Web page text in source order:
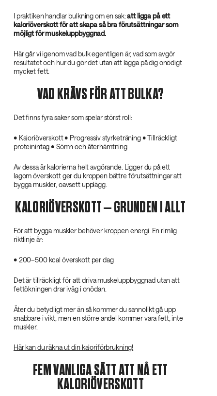
I praktiken handlar bulkning om en sak:att ligga på ett
kaloriöverskott för att skapa så bra förutsättningar som
möjligt för muskeluppbyggnad.
Här går vi igenom vad bulk egentligen är, vad som avgör
resultatet och hur du gör det utan att lägga på dig onödigt
mycket fett.
VAD KRÄVS FÖR ATT BULKA?
Det finns fyra saker som spelar störst roll:
• Kaloriöverskott • Progressiv styrketräning • Tillräckligt
proteinintag • Sömn och återhämtning
Av dessa är kalorierna helt avgörande. Ligger du på ett
lagom överskott ger du kroppen bättre förutsättningar att
bygga muskler, oavsett upplägg.
KALORIÖVERSKOTT – GRUNDEN I ALLT
För att bygga muskler behöver kroppen energi. En rimlig
riktlinje är:
• 200–500 kcal överskott per dag
Det är tillräckligt för att driva muskeluppbyggnad utan att
fettökningen drar iväg i onödan.
Äter du betydligt mer än så kommer du sannolikt gå upp
snabbare i vikt, men en större andel kommer vara fett, inte
muskler.
Här kan du räkna ut din kaloriförbrukning!
FEM VANLIGA SÄTT ATT NÅ ETT
KALORIÖVERSKOTT